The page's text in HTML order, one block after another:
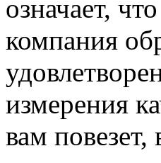
означает,
компания
измерения
вам